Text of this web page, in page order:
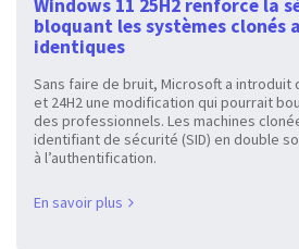
Windows 11 25H2 renforce la
bloquant les systèmes clonés
identiques
Sans faire de bruit, Microsoft a introduit
et 24H2 une modification qui pourrait
des professionnels. Les machines
identifiant de sécurité (SID) en double
à l’authentification.
En savoir plus